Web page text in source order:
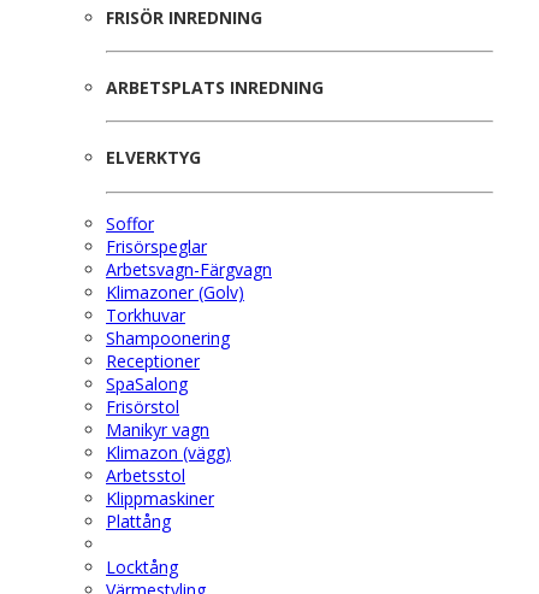
FRISÖR INREDNING
ARBETSPLATS INREDNING
ELVERKTYG
Soffor
Frisörspeglar
Arbetsvagn-Färgvagn
Klimazoner (Golv)
Torkhuvar
Shampoonering
Receptioner
SpaSalong
Frisörstol
Manikyr vagn
Klimazon (vägg)
Arbetsstol
Klippmaskiner
Plattång
Locktång
Värmestyling